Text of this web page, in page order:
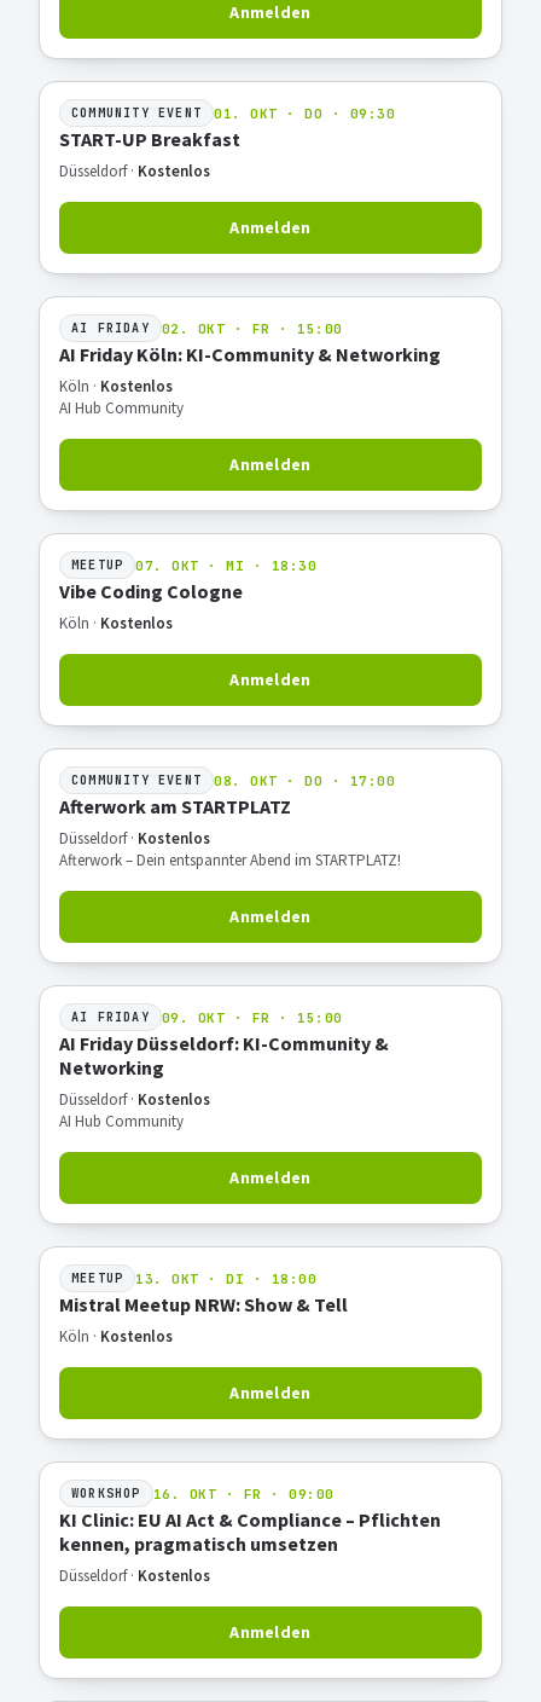
Anmelden
COMMUNITY EVENT 01. OKT · DO · 09:30
START-UP Breakfast
Düsseldorf · Kostenlos
Anmelden
AI FRIDAY 02. OKT · FR · 15:00
AI Friday Köln: KI-Community & Networking
Köln · Kostenlos
AI Hub Community
Anmelden
MEETUP 07. OKT · MI · 18:30
Vibe Coding Cologne
Köln · Kostenlos
Anmelden
COMMUNITY EVENT 08. OKT · DO · 17:00
Afterwork am STARTPLATZ
Düsseldorf · Kostenlos
Afterwork – Dein entspannter Abend im STARTPLATZ!
Anmelden
AI FRIDAY 09. OKT · FR · 15:00
AI Friday Düsseldorf: KI-Community &
Networking
Düsseldorf · Kostenlos
AI Hub Community
Anmelden
MEETUP 13. OKT · DI · 18:00
Mistral Meetup NRW: Show & Tell
Köln · Kostenlos
Anmelden
WORKSHOP 16. OKT · FR · 09:00
KI Clinic: EU AI Act & Compliance – Pflichten
kennen, pragmatisch umsetzen
Düsseldorf · Kostenlos
Anmelden